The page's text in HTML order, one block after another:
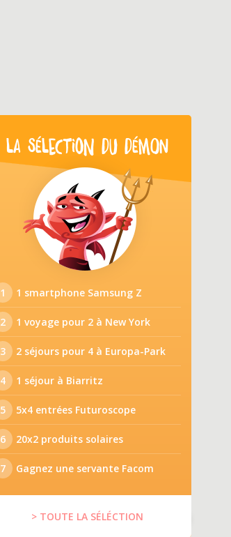
LA SÉLECTION DU DÉMON
1 1 smartphone Samsung Z
2 1 voyage pour 2 à New York
3 2 séjours pour 4 à Europa-Park
4 1 séjour à Biarritz
5 5x4 entrées Futuroscope
6 20x2 produits solaires
7 Gagnez une servante Facom
> TOUTE LA SÉLÉCTION